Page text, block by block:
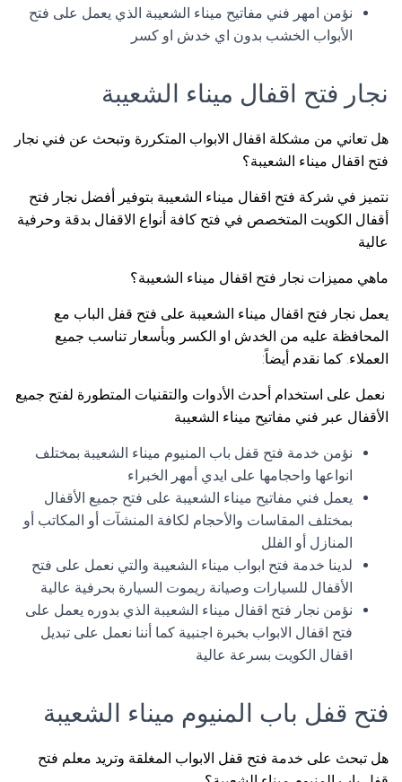
نؤمن امهر فني مفاتيح ميناء الشعيبة الذي يعمل على فتح
الأبواب الخشب بدون اي خدش او كسر
نجار فتح اقفال ميناء الشعيبة
هل تعاني من مشكلة اقفال الابواب المتكررة وتبحث عن فني نجار
فتح اقفال ميناء الشعيبة؟
نتميز في شركة فتح اقفال ميناء الشعيبة بتوفير أفضل نجار فتح
أقفال الكويت المتخصص في فتح كافة أنواع الاقفال بدقة وحرفية
عالية
ماهي مميزات نجار فتح اقفال ميناء الشعيبة؟
يعمل نجار فتح اقفال ميناء الشعيبة على فتح قفل الباب مع
المحافظة عليه من الخدش او الكسر وبأسعار تناسب جميع
العملاء. كما نقدم أيضاً:
نعمل على استخدام أحدث الأدوات والتقنيات المتطورة لفتح جميع
الأقفال عبر فني مفاتيح ميناء الشعيبة
نؤمن خدمة فتح قفل باب المنيوم ميناء الشعيبة بمختلف
انواعها واحجامها على ايدي أمهر الخبراء
يعمل فني مفاتيح ميناء الشعيبة على فتح جميع الأقفال
بمختلف المقاسات والأحجام لكافة المنشآت أو المكاتب أو
المنازل أو الفلل
لدينا خدمة فتح ابواب ميناء الشعيبة والتي نعمل على فتح
الأقفال للسيارات وصيانة ريموت السيارة بحرفية عالية
نؤمن نجار فتح اقفال ميناء الشعيبة الذي بدوره يعمل على
فتح اقفال الابواب بخبرة اجنبية كما أننا نعمل على تبديل
اقفال الكويت بسرعة عالية
فتح قفل باب المنيوم ميناء الشعيبة
هل تبحث على خدمة فتح قفل الابواب المغلقة وتريد معلم فتح